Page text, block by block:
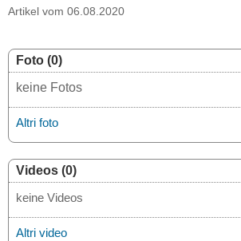
Artikel vom 06.08.2020
Foto (0)
keine Fotos
Altri foto
Videos (0)
keine Videos
Altri video